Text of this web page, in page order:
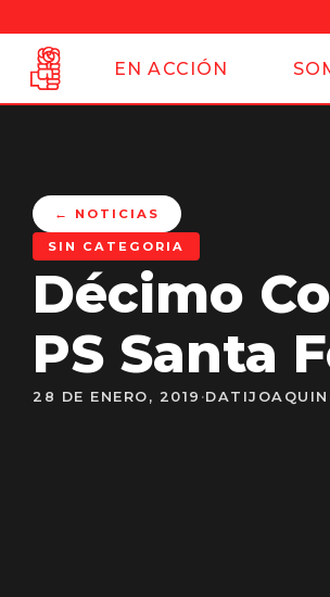
EN ACCIÓN
← NOTICIAS
SIN CATEGORIA
Décimo
PS Santa
28 DE ENERO, 2019 ·